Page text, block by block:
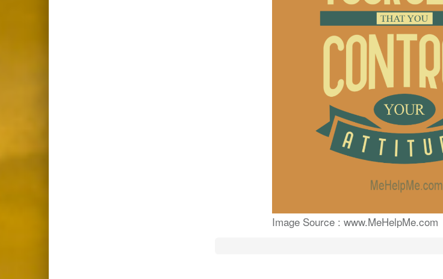
Image Source : www.MeHelpMe.com